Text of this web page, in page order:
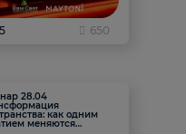
650
28.04
как одним
меняются